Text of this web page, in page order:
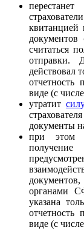
квитанцией
считаться
отправки.
действовал
отчетность
виде (с
утратит
документы
при этом
органами
указана
отчетность
виде (с